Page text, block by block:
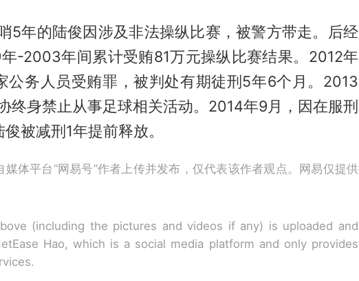
5年的陆俊因涉及非法操纵比赛，被警方带走。后经
-2003年间累计受贿81万元操纵比赛结果。2012年
公务人员受贿罪，被判处有期徒刑5年6个月。2013
终身禁止从事足球相关活动。2014年9月，因在服刑
被减刑1年提前释放。
体平台“网易号”作者上传并发布，仅代表该作者观点。网易仅提供
(including the pictures and videos if any) is uploaded and
Hao, which is a social media platform and only provides